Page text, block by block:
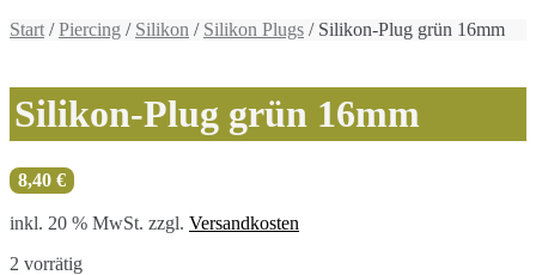
Start /Piercing / Silikon / Silikon Plugs / Silikon-Plug grün 16mm
Silikon-Plug grün 16mm
8,40 €
inkl. 20 % MwSt. zzgl. Versandkosten
2 vorrätig